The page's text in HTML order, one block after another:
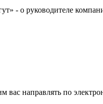
- о руководителе
вас направлять по